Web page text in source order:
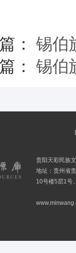
： 锡伯
： 锡伯
贵阳天彩民族
地址：贵州省
10号楼5层1号